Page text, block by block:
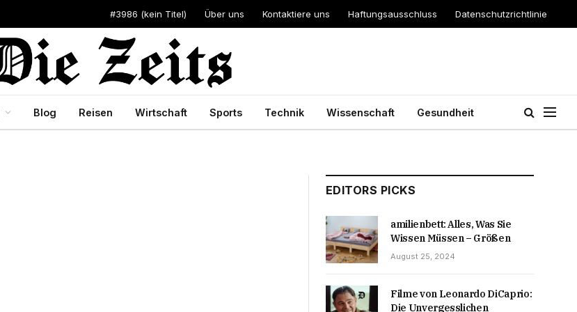
#3986 (kein Titel) Über uns Kontaktiere uns Haftungsausschluss Datenschutzrichtlinie
Blog Reisen Wirtschaft Sports Technik Wissenschaft Gesundheit
EDITORS PICKS
amilienbett: Alles, Was Sie
Wissen Müssen – Größen
August 25, 2024
Filme von Leonardo DiCaprio:
Die Unvergesslichen